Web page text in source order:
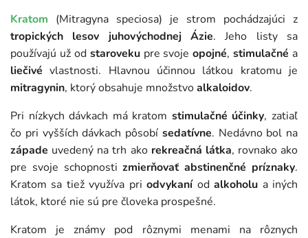
Kratom (Mitragyna speciosa) je strom pochádzajúci z
tropických lesov juhovýchodnej Ázie. Jeho listy sa
používajú už od starovekupre svojeopojné,stimulačné a
liečivé vlastnosti. Hlavnou účinnou látkou kratomu je
mitragynin, ktorý obsahuje množstvoalkaloidov.
Pri nízkych dávkach má kratom stimulačné účinky, zatiaľ
čo pri vyšších dávkach pôsobí sedatívne. Nedávno bol na
západe uvedený na trh ako rekreačná látka, rovnako ako
pre svoje schopnostizmierňovať abstinenčné príznaky.
Kratom sa tiež využíva priodvykaníodalkoholu a iných
látok, ktoré nie sú pre človeka prospešné.
Kratom je známy pod rôznymi menami na rôznych